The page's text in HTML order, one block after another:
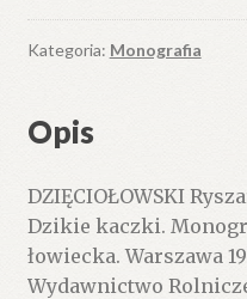
Monografia
przyrodniczo-
Kategoria: Monografia
Opis
DZIĘCIOŁOWSKI
Dzikie kaczki.
łowiecka. Warszawa
Wydawnictwo